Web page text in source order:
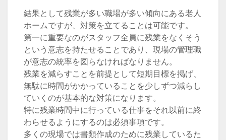
結果として残業が多い職場が多い傾向にある老人
ホームですが、対策を立てることは可能です。
第一に重要なのがスタッフ全員に残業をなくそう
という意志を持たせることであり、現場の管理職
が意志の統率を図らなければなりません。
残業を減らすことを前提として短期目標を掲げ、
無駄に時間がかかっていることを少しずつ減らし
ていくのが基本的な対策になります。
特に残業時間中に行っている仕事をそれ以前に終
わらせるようにするのは必須事項です。
多くの現場では書類作成のために残業しているた